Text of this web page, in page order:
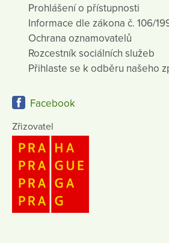
Prohlášení o přístupnosti
Informace dle zákona č. 106/
Ochrana oznamovatelů
Rozcestník sociálních služeb
Přihlaste se k odběru našeho
Facebook
Zřizovatel